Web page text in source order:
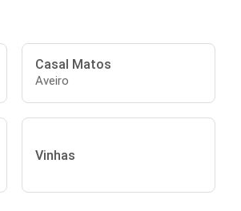
Casal Matos
Aveiro
Vinhas